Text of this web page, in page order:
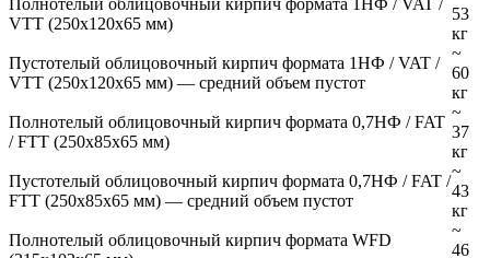
Полнотелый облицовочный кирпич формата 1НФ / VAT /
VTT (250х120х65 мм)
53
кг
Пустотелый облицовочный кирпич формата 1НФ / VAT /
VTT (250х120х65 мм) — средний объем пустот
~
60
кг
Полнотелый облицовочный кирпич формата 0,7НФ / FAT
/ FTT (250х85х65 мм)
~
37
кг
Пустотелый облицовочный кирпич формата 0,7НФ / FAT /
FTT (250х85х65 мм) — средний объем пустот
~
43
кг
Полнотелый облицовочный кирпич формата WFD
~
46